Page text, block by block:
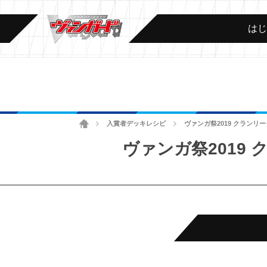
は
ホーム 入賞者デッキレシピ ヴァンガ祭2019 クランリ
ヴァンガ祭2019